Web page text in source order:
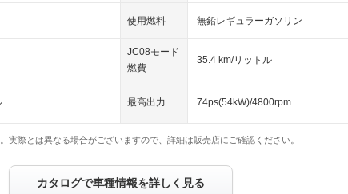
使用燃料 無鉛レギュラーガソリン
JC08モード
燃費
35.4 km/リットル
最高出力 74ps(54kW)/4800rpm
実際とは異なる場合がございますので、詳細は販売店にご確認ください。
カタログで車種情報を詳しく見る